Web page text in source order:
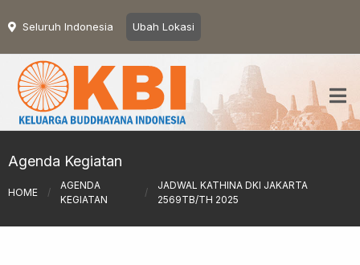
Seluruh Indonesia Ubah Lokasi
Agenda Kegiatan
HOME /
AGENDA
KEGIATAN
/
JADWAL KATHINA DKI JAKARTA
2569TB/TH 2025